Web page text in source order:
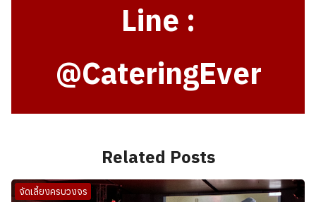
Line :
@CateringEver
Related Posts
จัดเลี้ยงครบวงจร